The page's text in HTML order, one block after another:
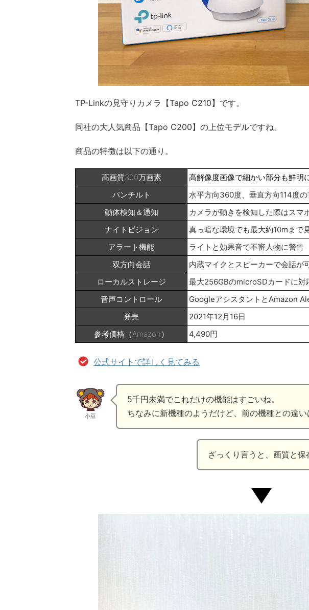
TP-Linkの見守りカメラ【Tapo C210】です。
同社の大人気商品【Tapo C200】の上位モデルですね。
商品の特徴は以下の通り。
高画質300万画素
高解像度画像で細かい部分も鮮明
パンチルト
水平方向360度、垂直方向114度
動体検知＆通知
カメラが動きを検知した際はスマ
ナイトビジョン
真っ暗な環境でも最大約10mまで
アラート機能
ライトと効果音で不審人物に警告
双方向会話
内蔵マイクとスピーカーで会話が
ローカルストレージ
最大256GBのmicroSDカードに対
音声コントロール
GoogleアシスタントとAmazon
発売
2021年12月16日
参考価格（Amazon）
4,490円
公式サイトで詳しく見てみる
小豆
5千円未満でこれだけの機能はすごいね。
ちなみに新機種のようだけど、前の機種との違い
ざっくり言うと、画質と保